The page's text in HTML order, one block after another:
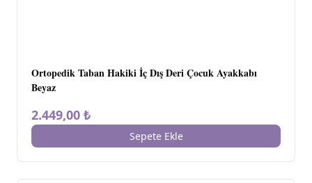
Ortopedik Taban Hakiki İç Dış Deri Çocuk Ayakkabı
Beyaz
2.449,00 ₺
Sepete Ekle